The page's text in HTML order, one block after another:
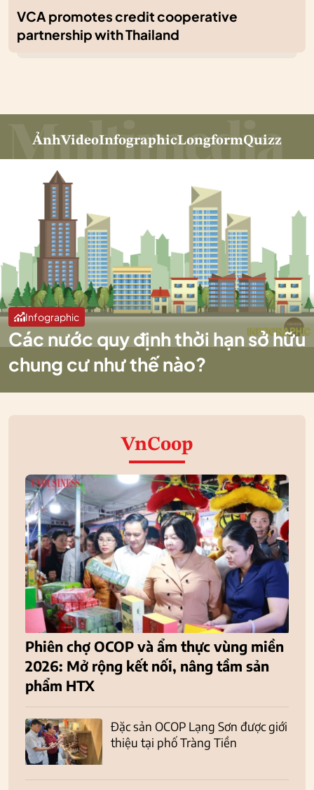
VCA promotes credit cooperative
partnership with Thailand
ẢnhVideoInfographicLongformQuizz
Infographic
Các nước quy định thời hạn sở hữu
chung cư như thế nào?
VnCoop
Phiên chợ OCOP và ẩm thực vùng miền
2026: Mở rộng kết nối, nâng tầm sản
phẩm HTX
Đặc sản OCOP Lạng Sơn được giới
thiệu tại phố Tràng Tiền